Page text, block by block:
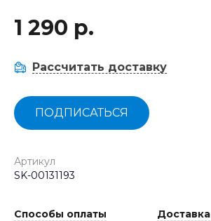
1 290 р.
Рассчитать доставку
ПОДПИСАТЬСЯ
Артикул
SK-00131193
Способы оплаты Доставка